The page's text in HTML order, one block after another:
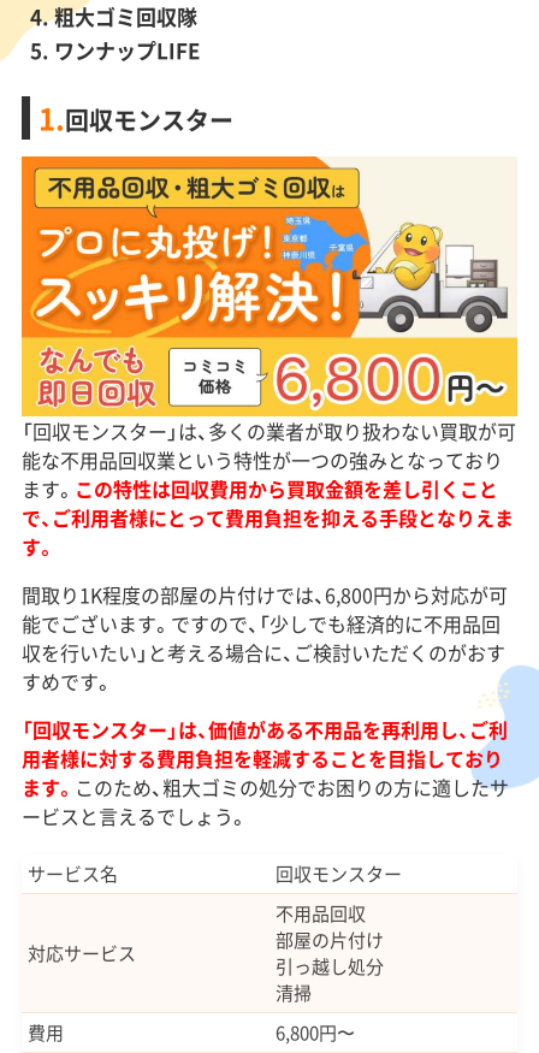
粗大ゴミ回収隊
ワンナップLIFE
1.回収モンスター
「回収モンスター」は、多くの業者が取り扱わない買取が可
能な不用品回収業という特性が一つの強みとなっており
ます。 この特性は回収費用から買取金額を差し引くこと
で、ご利用者様にとって費用負担を抑える手段となりえま
す。
間取り1K程度の部屋の片付けでは、6,800円から対応が可
能でございます。ですので、「少しでも経済的に不用品回
収を行いたい」と考える場合に、ご検討いただくのがおす
すめです。
「回収モンスター」は、価値がある不用品を再利用し、ご利
用者様に対する費用負担を軽減することを目指しており
ます。 このため、粗大ゴミの処分でお困りの方に適したサ
ービスと言えるでしょう。
サービス名 回収モンスター
対応サービス
不用品回収
部屋の片付け
引っ越し処分
清掃
費用
6,800円〜